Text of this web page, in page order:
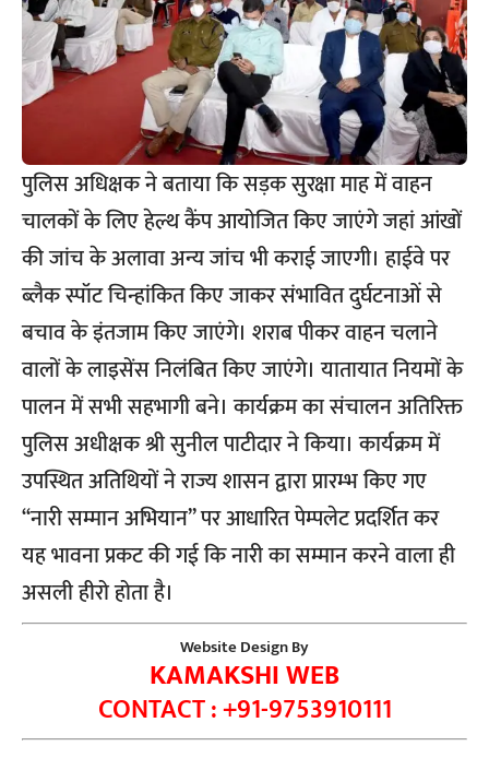
पुलिस अधिक्षक ने बताया कि सड़क सुरक्षा माह में वाहन
चालकों के लिए हेल्थ कैंप आयोजित किए जाएंगे जहां आंखों
की जांच के अलावा अन्य जांच भी कराई जाएगी। हाईवे पर
ब्लैक स्पॉट चिन्हांकित किए जाकर संभावित दुर्घटनाओं से
बचाव के इंतजाम किए जाएंगे। शराब पीकर वाहन चलाने
वालों के लाइसेंस निलंबित किए जाएंगे। यातायात नियमों के
पालन में सभी सहभागी बने। कार्यक्रम का संचालन अतिरिक्त
पुलिस अधीक्षक श्री सुनील पाटीदार ने किया। कार्यक्रम में
उपस्थित अतिथियों ने राज्य शासन द्वारा प्रारम्भ किए गए
‘‘नारी सम्मान अभियान’’ पर आधारित पेम्पलेट प्रदर्शित कर
यह भावना प्रकट की गई कि नारी का सम्मान करने वाला ही
असली हीरो होता है।
Website Design By
KAMAKSHI WEB
CONTACT : +91-9753910111